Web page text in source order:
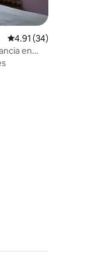
Calificación
4.91 (34)
en